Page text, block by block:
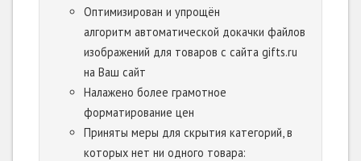
Оптимизирован и упрощён
алгоритм автоматической докачки файлов
изображений для товаров с сайта gifts.ru
на Ваш сайт
Налажено более грамотное
форматирование цен
Приняты меры для скрытия категорий, в
которых нет ни одного товара: